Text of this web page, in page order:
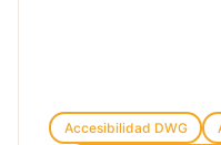
Accesibilidad DWG